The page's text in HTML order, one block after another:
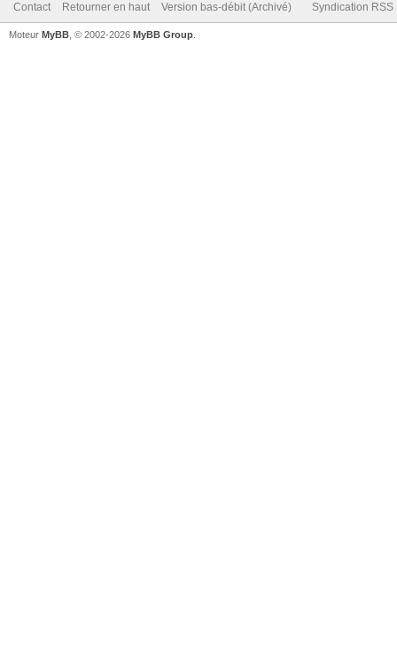
Contact Retourner en haut Version bas-débit (Archivé) Syndication RSS
Moteur MyBB , © 2002-2026 MyBB Group